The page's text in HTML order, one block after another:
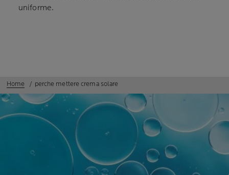
uniforme.
Home perche mettere crema solare